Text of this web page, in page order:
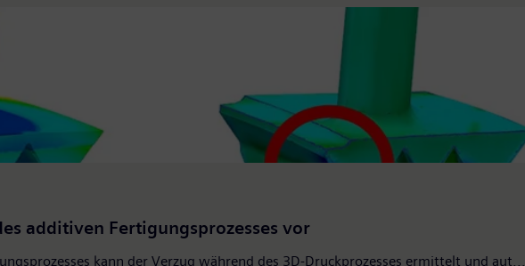
additiven Fertigungsprozesses vor
kann der Verzug während des 3D-Druckprozesses ermittelt und aut...